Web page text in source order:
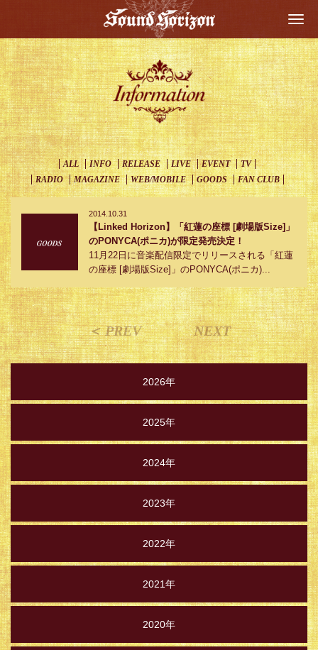
ALL INFO RELEASE LIVE EVENT
TV
RADIO
MAGAZINE WEB/MOBILE GOODS FAN CLUB
2014.10.31
【Linked Horizon】「紅蓮の座標 [劇場版Size]」
のPONYCA(ポニカ)が限定発売決定！
11月22日に音楽配信限定でリリースされる「紅蓮
の座標 [劇場版Size]」のPONYCA(ポニカ)...
＜ PREV NEXT
2026年
2025年
2024年
2023年
2022年
2021年
2020年